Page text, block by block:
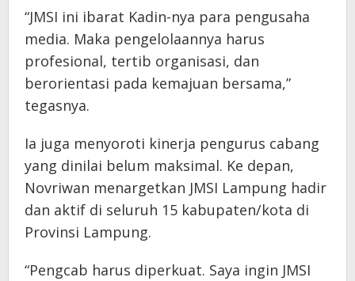
“JMSI ini ibarat Kadin-nya para pengusaha
media. Maka pengelolaannya harus
profesional, tertib organisasi, dan
berorientasi pada kemajuan bersama,”
tegasnya.
Ia juga menyoroti kinerja pengurus cabang
yang dinilai belum maksimal. Ke depan,
Novriwan menargetkan JMSI Lampung hadir
dan aktif di seluruh 15 kabupaten/kota di
Provinsi Lampung.
“Pengcab harus diperkuat. Saya ingin JMSI